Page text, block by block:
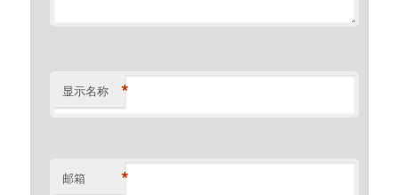
显示名称 *
邮箱 *